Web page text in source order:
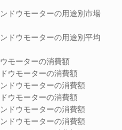
ドウモーターの用途別市場
ドウモーターの用途別平均
モーターの消費額
ウモーターの消費額
ドウモーターの消費額
ウモーターの消費額
ドウモーターの消費額
ドウモーターの消費額